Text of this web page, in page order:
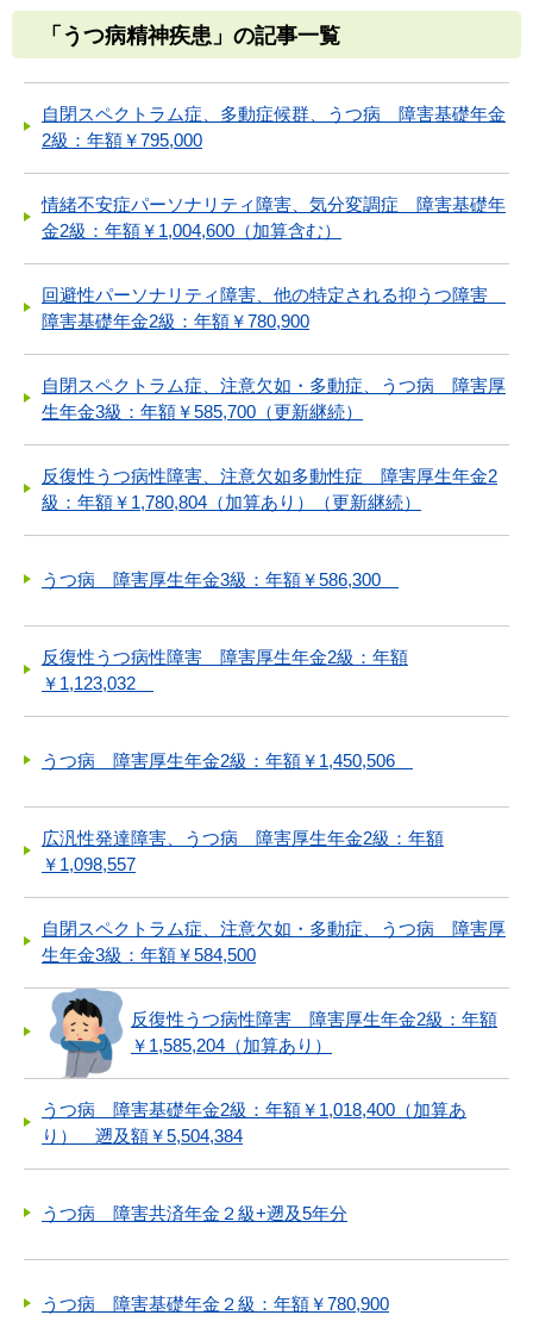
「うつ病精神疾患」の記事一覧
自閉スペクトラム症、多動症候群、うつ病 障害基礎年金
2級：年額￥795,000
情緒不安症パーソナリティ障害、気分変調症 障害基礎年
金2級：年額￥1,004,600（加算含む）
回避性パーソナリティ障害、他の特定される抑うつ障害
障害基礎年金2級：年額￥780,900
自閉スペクトラム症、注意欠如・多動症、うつ病 障害厚
生年金3級：年額￥585,700（更新継続）
反復性うつ病性障害、注意欠如多動性症 障害厚生年金2
級：年額￥1,780,804（加算あり）（更新継続）
うつ病 障害厚生年金3級：年額￥586,300
反復性うつ病性障害 障害厚生年金2級：年額
￥1,123,032
うつ病 障害厚生年金2級：年額￥1,450,506
広汎性発達障害、うつ病 障害厚生年金2級：年額
￥1,098,557
自閉スペクトラム症、注意欠如・多動症、うつ病 障害厚
生年金3級：年額￥584,500
反復性うつ病性障害 障害厚生年金2級：年額
￥1,585,204（加算あり）
うつ病 障害基礎年金2級：年額￥1,018,400（加算あ
り） 遡及額￥5,504,384
うつ病 障害共済年金２級+遡及5年分
うつ病 障害基礎年金２級：年額￥780,900